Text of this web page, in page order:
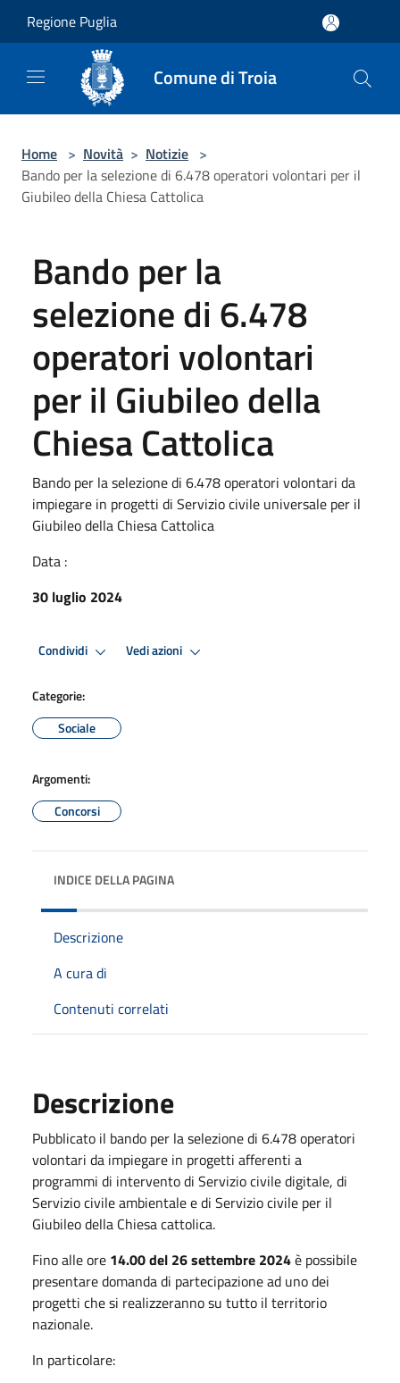
Regione Puglia
Comune di Troia
Home > Novità > Notizie >
Bando per la selezione di 6.478 operatori volontari per il
Giubileo della Chiesa Cattolica
Bando per la
selezione di 6.478
operatori volontari
per il Giubileo della
Chiesa Cattolica
Bando per la selezione di 6.478 operatori volontari da
impiegare in progetti di Servizio civile universale per il
Giubileo della Chiesa Cattolica
Data :
30 luglio 2024
Condividi Vedi azioni
Categorie:
Sociale
Argomenti:
Concorsi
INDICE DELLA PAGINA
Descrizione
A cura di
Contenuti correlati
Descrizione
Pubblicato il bando per la selezione di 6.478 operatori
volontari da impiegare in progetti afferenti a
programmi di intervento di Servizio civile digitale, di
Servizio civile ambientale e di Servizio civile per il
Giubileo della Chiesa cattolica.
Fino alle ore 14.00 del 26 settembre 2024è possibile
presentare domanda di partecipazione ad uno dei
progetti che si realizzeranno su tutto il territorio
nazionale.
In particolare: